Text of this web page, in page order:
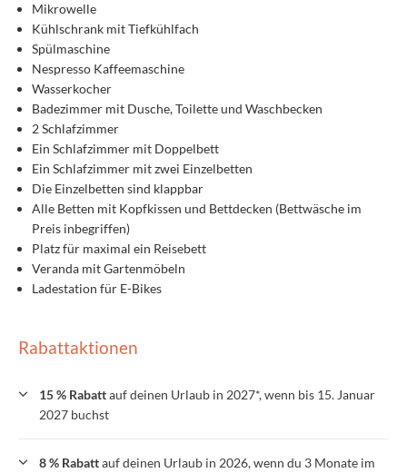
Mikrowelle
Kühlschrank mit Tiefkühlfach
Spülmaschine
Nespresso Kaffeemaschine
Wasserkocher
Badezimmer mit Dusche, Toilette und Waschbecken
2 Schlafzimmer
Ein Schlafzimmer mit Doppelbett
Ein Schlafzimmer mit zwei Einzelbetten
Die Einzelbetten sind klappbar
Alle Betten mit Kopfkissen und Bettdecken (Bettwäsche im
Preis inbegriffen)
Platz für maximal ein Reisebett
Veranda mit Gartenmöbeln
Ladestation für E-Bikes
Rabattaktionen
15 % Rabattauf deinen Urlaub in 2027*, wenn bis 15. Januar
2027 buchst
8 % Rabattauf deinen Urlaub in 2026, wenn du 3 Monate im